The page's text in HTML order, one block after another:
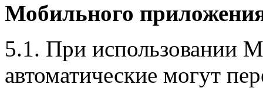
Мобильного
5.1. При использовании
автоматические могут